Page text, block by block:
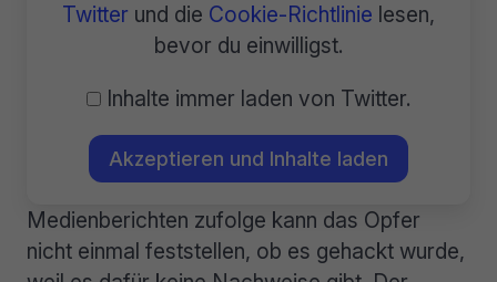
Twitter und die Cookie-Richtlinie lesen,
bevor du einwilligst.
Inhalte immer laden von Twitter.
Akzeptieren und Inhalte laden
Medienberichten zufolge kann das Opfer
nicht einmal feststellen, ob es gehackt wurde,